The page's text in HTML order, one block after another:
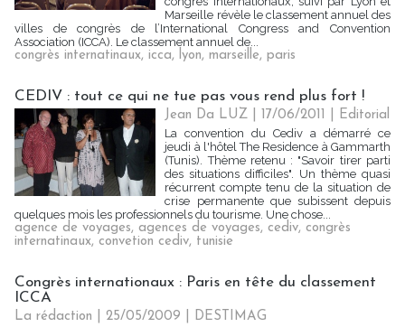
Marseille révèle le classement annuel des
villes de congrès de l’International Congress and Convention
Association (ICCA). Le classement annuel de...
congrès internatinaux, icca, lyon, marseille, paris
CEDIV : tout ce qui ne tue pas vous rend plus fort !
Jean Da LUZ | 17/06/2011
Editorial
La convention du Cediv a démarré ce
jeudi à l'hôtel The Residence à Gammarth
(Tunis). Thème retenu : "Savoir tirer parti
des situations difficiles". Un thème quasi
récurrent compte tenu de la situation de
crise permanente que subissent depuis
quelques mois les professionnels du tourisme. Une chose...
agence de voyages, agences de voyages, cediv, congrès
internatinaux, convetion cediv, tunisie
Congrès internationaux : Paris en tête du classement
ICCA
La rédaction | 25/05/2009
DESTIMAG